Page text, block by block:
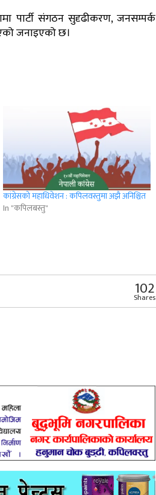
पार्टी संगठन सुदृढीकरण, जनसम्पर्क
जनाइएको छ।
कांग्रेसको महाधिवेशन : कपिलवस्तुमा अझै अनिश्चित
In "कपिलबस्तु"
102
Shares